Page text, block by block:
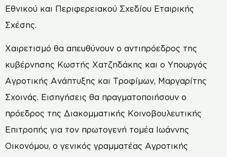
Εθνικού και Περιφερειακού Σχεδίου Εταιρικής
Σχέσης.
Χαιρετισμό θα απευθύνουν ο αντιπρόεδρος της
κυβέρνησης Κωστής Χατζηδάκης και ο Υπουργός
Αγροτικής Ανάπτυξης και Τροφίμων, Μαργαρίτης
Σχοινάς. Εισηγήσεις θα πραγματοποιήσουν ο
πρόεδρος της Διακομματικής Κοινοβουλευτικής
Επιτροπής για τον πρωτογενή τομέα Ιωάννης
Οικονόμου, ο γενικός γραμματέας Αγροτικής